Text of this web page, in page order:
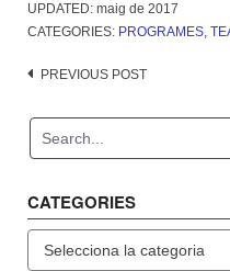
UPDATED: maig de 2017
CATEGORIES: PROGRAMES,
Post
PREVIOUS POST
CATEGORIES